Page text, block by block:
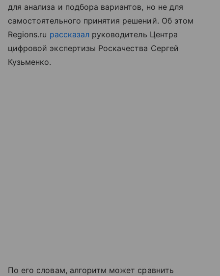
для анализа и подбора вариантов, но не для
самостоятельного принятия решений. Об этом
Regions.ru рассказалруководитель Центра
цифровой экспертизы Роскачества Сергей
Кузьменко.
По его словам, алгоритм может сравнить